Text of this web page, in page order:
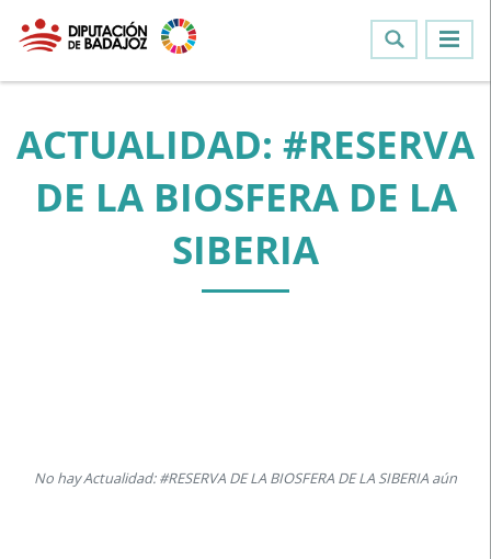
ACTUALIDAD: #RESERVA
DE LA BIOSFERA DE LA
SIBERIA
No hay Actualidad: #RESERVA DE LA BIOSFERA DE LA SIBERIA aún